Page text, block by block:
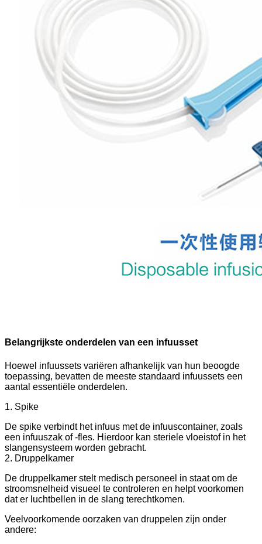
Belangrijkste onderdelen van een infuusset
Hoewel infuussets variëren afhankelijk van hun beoogde
toepassing, bevatten de meeste standaard infuussets een
aantal essentiële onderdelen.
1. Spike
De spike verbindt het infuus met de infuuscontainer, zoals
een infuuszak of -fles. Hierdoor kan steriele vloeistof in het
slangensysteem worden gebracht.
2. Druppelkamer
De druppelkamer stelt medisch personeel in staat om de
stroomsnelheid visueel te controleren en helpt voorkomen
dat er luchtbellen in de slang terechtkomen.
Veelvoorkomende oorzaken van druppelen zijn onder
andere: